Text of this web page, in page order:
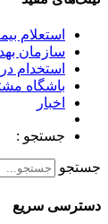
استعلام
سازمان
استخدام
باشگاه
اخبار
جستجو :
جستجو
دسترسی سریع